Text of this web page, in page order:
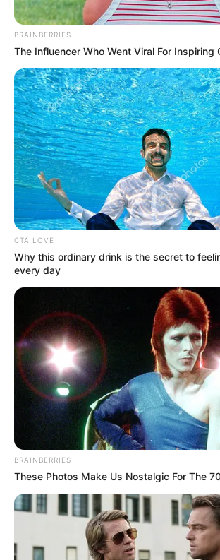
De acordo com a SIC,
forte embate e nunca mais
Portanto, a mãe ouviu o
a vida à filha. Fontes
contaram à SIC que Raquel
esse último estrondo e nunca
filha.
A cantora seguia num Smart,
perdeu a vida após ter sido
um Audi. O condutor deste
acusado uma taxa de
a 1,2 g/l, segundo
Correio da Manhã.